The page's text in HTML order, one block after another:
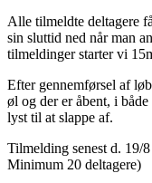
Alle tilmeldte deltagere
sin sluttid ned når man
tilmeldinger starter vi
Efter gennemførsel af
øl og der er åbent, i
lyst til at slappe af.
Tilmelding senest d. 19/8
Minimum 20 deltagere)